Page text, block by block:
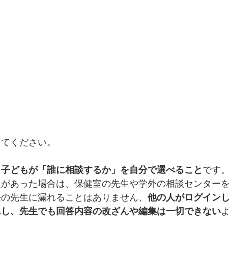
ください。
子どもが「誰に相談するか」を自分で選べること です。
あった場合は、保健室の先生や学外の相談センターを
先生に漏れることはありません、 他の人がログインし
、先生でも回答内容の改ざんや編集は一切できないよ